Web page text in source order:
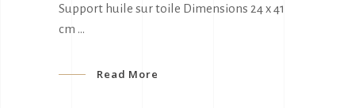
Support huile sur toile Dimensions 24 x 41
cm
Read More